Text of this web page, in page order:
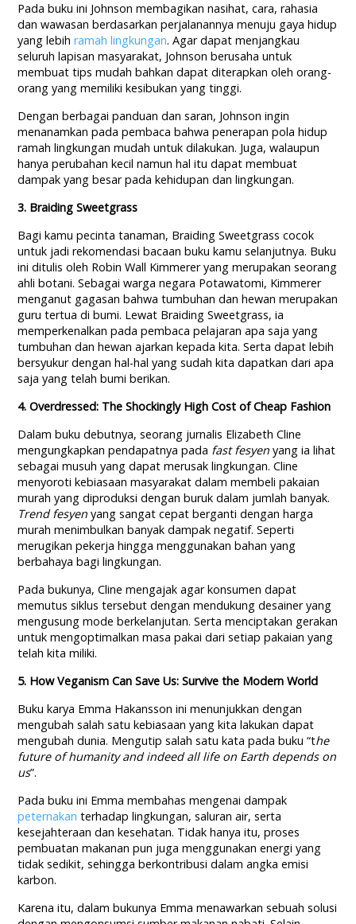
Pada buku ini Johnson membagikan nasihat, cara, rahasia
dan wawasan berdasarkan perjalanannya menuju gaya hidup
yang lebihramah lingkungan. Agar dapat menjangkau
seluruh lapisan masyarakat, Johnson berusaha untuk
membuat tips mudah bahkan dapat diterapkan oleh orang-
orang yang memiliki kesibukan yang tinggi.
Dengan berbagai panduan dan saran, Johnson ingin
menanamkan pada pembaca bahwa penerapan pola hidup
ramah lingkungan mudah untuk dilakukan. Juga, walaupun
hanya perubahan kecil namun hal itu dapat membuat
dampak yang besar pada kehidupan dan lingkungan.
3. Braiding Sweetgrass
Bagi kamu pecinta tanaman, Braiding Sweetgrass cocok
untuk jadi rekomendasi bacaan buku kamu selanjutnya. Buku
ini ditulis oleh Robin Wall Kimmerer yang merupakan seorang
ahli botani. Sebagai warga negara Potawatomi, Kimmerer
menganut gagasan bahwa tumbuhan dan hewan merupakan
guru tertua di bumi. Lewat Braiding Sweetgrass, ia
memperkenalkan pada pembaca pelajaran apa saja yang
tumbuhan dan hewan ajarkan kepada kita. Serta dapat lebih
bersyukur dengan hal-hal yang sudah kita dapatkan dari apa
saja yang telah bumi berikan.
4. Overdressed: The Shockingly High Cost of Cheap Fashion
Dalam buku debutnya, seorang jurnalis Elizabeth Cline
mengungkapkan pendapatnya pada fast fesyen yang ia lihat
sebagai musuh yang dapat merusak lingkungan. Cline
menyoroti kebiasaan masyarakat dalam membeli pakaian
murah yang diproduksi dengan buruk dalam jumlah banyak.
Trend fesyen yang sangat cepat berganti dengan harga
murah menimbulkan banyak dampak negatif. Seperti
merugikan pekerja hingga menggunakan bahan yang
berbahaya bagi lingkungan.
Pada bukunya, Cline mengajak agar konsumen dapat
memutus siklus tersebut dengan mendukung desainer yang
mengusung mode berkelanjutan. Serta menciptakan gerakan
untuk mengoptimalkan masa pakai dari setiap pakaian yang
telah kita miliki.
5. How Veganism Can Save Us: Survive the Modern World
Buku karya Emma Hakansson ini menunjukkan dengan
mengubah salah satu kebiasaan yang kita lakukan dapat
mengubah dunia. Mengutip salah satu kata pada buku “the
future of humanity and indeed all life on Earth depends on
us”.
Pada buku ini Emma membahas mengenai dampak
peternakan terhadap lingkungan, saluran air, serta
kesejahteraan dan kesehatan. Tidak hanya itu, proses
pembuatan makanan pun juga menggunakan energi yang
tidak sedikit, sehingga berkontribusi dalam angka emisi
karbon.
Karena itu, dalam bukunya Emma menawarkan sebuah solusi